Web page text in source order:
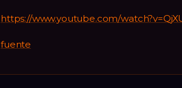
https://www.youtube.com/
fuente